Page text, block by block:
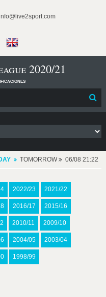
2020/21
TOMORROW 06/08 21:22
2022/23 2021/22
2016/17 2015/16
2010/11 2009/10
2004/05 2003/04
1998/99